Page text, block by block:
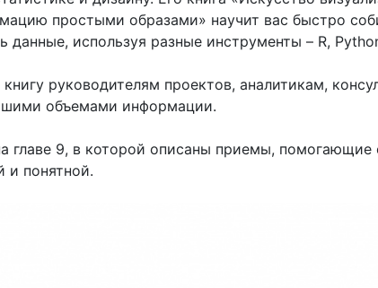
простыми образами» научит вас быстро
данные, используя разные инструменты – R,
руководителям проектов, аналитикам,
объемами информации.
главе 9, в которой описаны приемы, помогающие
и понятной.